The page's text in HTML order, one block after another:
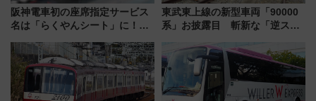
阪神電車初の座席指定サービス
名は「らくやんシート」に！新
を快適移動
東武東上線の新型車両「90000
系」お披露目 斬新な「逆スラ
放的な車内空間に注目、デビュ
ーは9月